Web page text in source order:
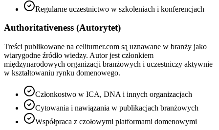
Regularne uczestnictwo w szkoleniach i konferencjach
Authoritativeness (Autorytet)
Treści publikowane na celiturner.com są uznawane w branży jako
wiarygodne źródło wiedzy. Autor jest członkiem
międzynarodowych organizacji branżowych i uczestniczy aktywnie
w kształtowaniu rynku domenowego.
Członkostwo w ICA, DNA i innych organizacjach
Cytowania i nawiązania w publikacjach branżowych
Współpraca z czołowymi platformami domenowymi